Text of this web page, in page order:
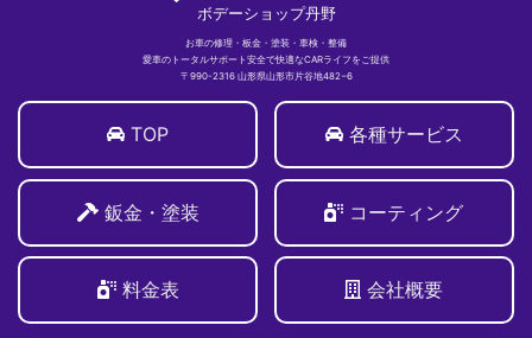
ボデーショップ丹野
お車の修理・板金・塗装・車検・整備
愛車のトータルサポート安全で快適なCARライフをご提供
〒990-2316 山形県山形市片谷地482−6
TOP 各種サービス
鈑金・塗装 コーティング
料金表 会社概要